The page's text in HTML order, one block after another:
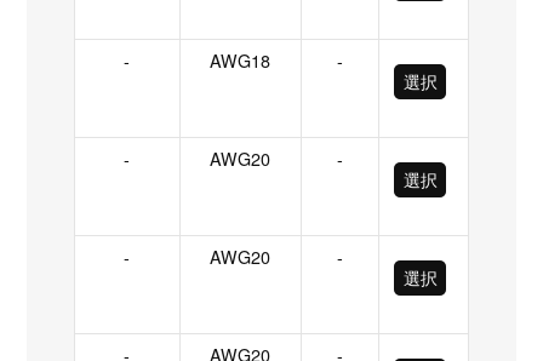
- AWG18
-
選択
- AWG20
-
選択
- AWG20
-
選択
- AWG20 -